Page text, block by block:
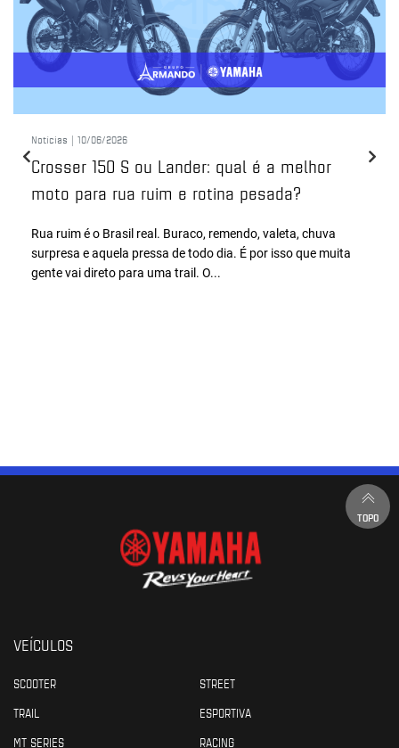
Notícias | 10/06/2026
Crosser 150 S ou Lander: qual é a melhor
moto para rua ruim e rotina pesada?
Rua ruim é o Brasil real. Buraco, remendo, valeta, chuva
surpresa e aquela pressa de todo dia. É por isso que muita
gente vai direto para uma trail. O...
TOPO
VEÍCULOS
SCOOTER
STREET
TRAIL
ESPORTIVA
MT SERIES
RACING